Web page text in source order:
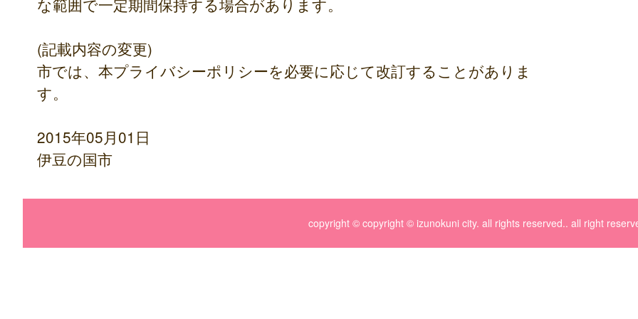
な範囲で一定期間保持する場合があります。
(記載内容の変更)
市では、本プライバシーポリシーを必要に応じて改訂することがありま
す。
2015年05月01日
伊豆の国市
copyright © copyright © izunokuni city. all rights reserved.. all right